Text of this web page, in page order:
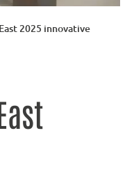
2025 innovative